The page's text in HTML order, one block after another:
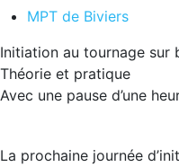
MPT de Biviers
Initiation au tournage sur
Théorie et pratique
Avec une pause d’une
La prochaine journée